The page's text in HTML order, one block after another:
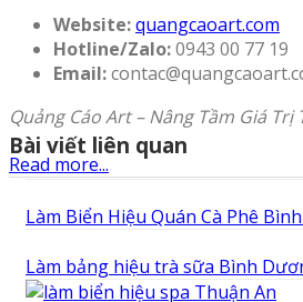
Website:quangcaoart.com
Hotline/Zalo:0943 00 77 19
Email:
Quảng Cáo Art – Nâng Tầm Giá
Read more...
Bài viết liên quan
Làm Biển Hiệu Quán Cà Phê
Làm bảng hiệu trà sữa Bình